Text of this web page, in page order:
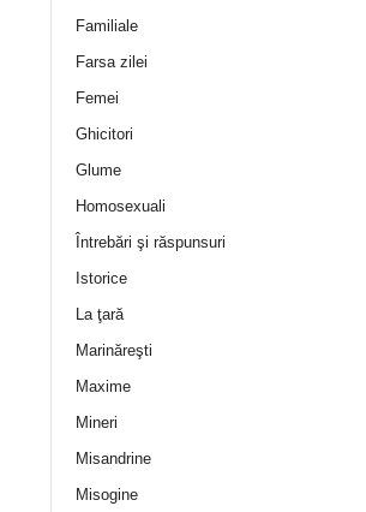
Familiale
Farsa zilei
Femei
Ghicitori
Glume
Homosexuali
Întrebări şi răspunsuri
Istorice
La ţară
Marinăreşti
Maxime
Mineri
Misandrine
Misogine